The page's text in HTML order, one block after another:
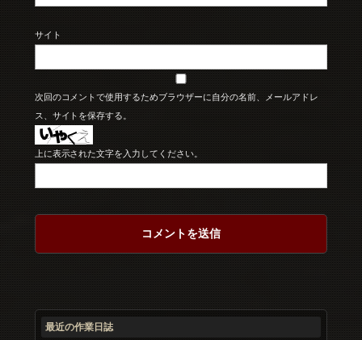
サイト
次回のコメントで使用するためブラウザーに自分の名前、メールアドレ
ス、サイトを保存する。
上に表示された文字を入力してください。
最近の作業日誌